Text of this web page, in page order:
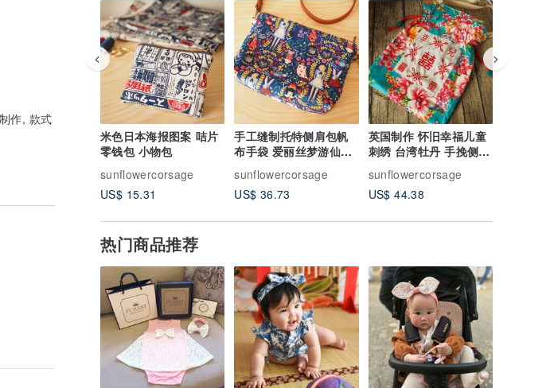
米色日本海报图案 咭片
零钱包 小物包
sunflowercorsage
US$ 15.31
手工缝制托特侧肩包帆
布手袋 爱丽丝梦游仙境
图案
sunflowercorsage
US$ 36.73
英国制作 怀旧幸福儿童
刺绣 台湾牡丹 手挽侧背
索绳托特包
sunflowercorsage
US$ 44.38
热门商品推荐
作, 款式